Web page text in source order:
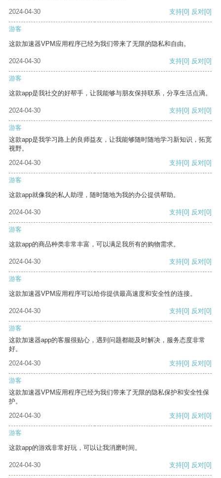
2024-04-30 支持[0] 反对[0]
游客
这款加速器VPM应用程序已经为我们带来了无限的隐私和自由。
2024-04-30 支持[0] 反对[0]
游客
这款app是我社交的好帮手，让我能够与朋友保持联系，分享生活点滴。
2024-04-30 支持[0] 反对[0]
游客
这款app是我学习路上的良师益友，让我能够随时随地学习新知识，拓宽
视野。
2024-04-30
支持[0] 反对[0]
游客
这款app就像我的私人助理，随时随地为我的办公提供帮助。
2024-04-30 支持[0] 反对[0]
游客
这款app的商品种类非常丰富，可以满足我所有的购物需求。
2024-04-30 支持[0] 反对[0]
游客
这款加速器VPM应用程序可以给你提供最高速度和安全性的连接。
2024-04-30 支持[0] 反对[0]
游客
这款加速器app的客服很贴心，遇到问题都能及时解决，服务态度非常
好。
2024-04-30
支持[0] 反对[0]
游客
这款加速器VPM应用程序已经为我们带来了无限的隐私保护和安全性保
护。
2024-04-30
支持[0] 反对[0]
游客
这款app的游戏非常好玩，可以让我消磨时间。
2024-04-30 支持[0] 反对[0]